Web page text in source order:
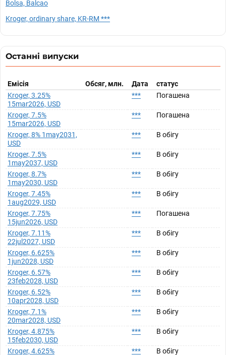
Bolsa, Balcao
Kroger, ordinary share, KR-RM ***
Останні випуски
Емісія Обсяг, млн. Дата
статус
Kroger, 3.25%
15mar2026, USD
*** Погашена
Kroger, 7.5%
15mar2026, USD
*** Погашена
Kroger, 8% 1may2031,
USD
*** В обігу
Kroger, 7.5%
1may2037, USD
*** В обігу
Kroger, 8.7%
1may2030, USD
*** В обігу
Kroger, 7.45%
1aug2029, USD
*** В обігу
Kroger, 7.75%
15jun2026, USD
*** Погашена
Kroger, 7.11%
22jul2027, USD
*** В обігу
Kroger, 6.625%
1jun2028, USD
*** В обігу
Kroger, 6.57%
23feb2028, USD
*** В обігу
Kroger, 6.52%
10apr2028, USD
*** В обігу
Kroger, 7.1%
20mar2028, USD
*** В обігу
Kroger, 4.875%
15feb2030, USD
*** В обігу
Kroger, 4.625%
*** В обігу